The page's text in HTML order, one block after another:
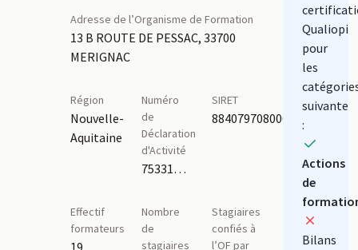
Adresse de l’Organisme de Formation
13 B ROUTE DE PESSAC, 33700
MERIGNAC
Région
Nouvelle-
Aquitaine
Numéro
de
Déclaration
d'Activité
75331254133
SIRET
88407970800019
Effectif
formateurs
19
Nombre
de
stagiaires
Stagiaires
confiés à
l’OF par
Qualiopi
pour
les
suivante
:
Actions
de
Bilans